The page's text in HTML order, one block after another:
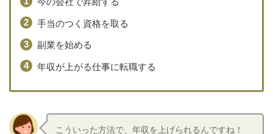
手当のつく資格を取る
副業を始める
年収が上がる仕事に転職する
こういった方法で、年収を上げられるんですね！